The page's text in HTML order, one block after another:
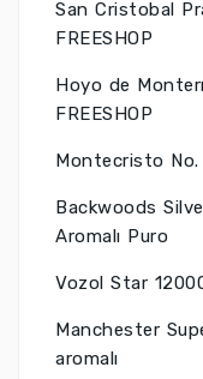
San Cristobal
FREESHOP
Hoyo de
FREESHOP
Montecristo No.
Backwoods
Aromalı Puro
Vozol Star
Manchester
aromalı